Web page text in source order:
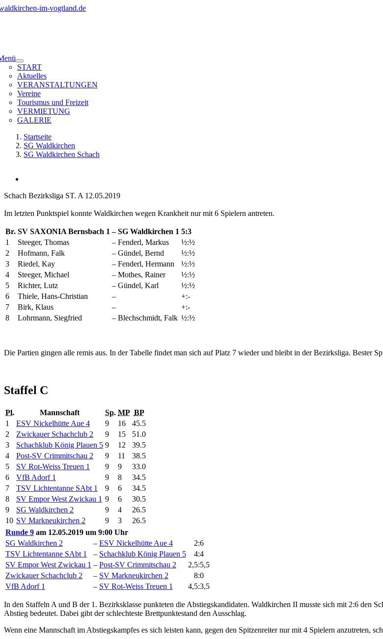
Zum
START
Aktuelles
VERANSTALTUNGEN
Vereine
Tourismus und Freizeit
VERMIETUNG
GALERIE
Startseite
SG Waldkirchen
SG Waldkirchen Schach
Bild
Schach Bezirksliga ST. A 12.05.2019
Im letzten Punktspiel konnte Waldkirchen wegen Krankheit nur mit 6 Spielern antreten.
Br. SV SAXONIA Bernsbach 1 – SG Waldkirchen 1 5:3
1
Steeger, Thomas – Fenderl, Markus
½:½
2
Hofmann, Falk – Gündel, Bernd
½:½
3
Riedel, Kay – Fenderl, Hermann
½:½
4
Steeger, Michael – Mothes, Rainer
½:½
5
Richter, Lutz – Gündel, Karl
½:½
6
Thiele, Hans-Christian –
+:-
7
Birk, Klaus –
+:-
8
Lohrmann, Siegfried – Blechschmidt, Falk ½:½
Die Partien gingen alle remis aus. In der Tabelle findet man sich auf Platz 7 wieder und bleibt in der Bezirksliga. Bester
Staffel C
Pl. Mannschaft Sp. MP BP
1
ESV Nickelhütte Aue 4 9 16
45.5
2
Zwickauer Schachclub 2 9 15
51.0
3
Schachklub König Plauen 5 9 12
39.5
4
Post-SV Crimmitschau 2 9 11
38.5
5
SV Rot-Weiss Treuen 1 9 9
33.0
6
VfB Adorf 1 9 8
34.5
7
TSV Lichtentanne SAbt 1 9 6
34.5
8
SV Empor West Zwickau 1 9 6
30.5
9
SG Waldkirchen 2 9 4
26.5
10 SV Markneukirchen 2 9 3
26.5
Runde 9 am 12.05.2019 um 9:00 Uhr
SG Waldkirchen 2
– ESV Nickelhütte Aue 4
2:6
TSV Lichtentanne SAbt 1
– Schachklub König Plauen 5
4:4
SV Empor West Zwickau 1 – Post-SV Crimmitschau 2
2,5:5,5
Zwickauer Schachclub 2
– SV Markneukirchen 2
8:0
VfB Adorf 1
– SV Rot-Weiss Treuen 1 4,5:3,5
In den Staffeln A und B der 1. Bezirksklasse punkteten die Abstiegskandidaten. Waldkirchen II musste sich mit 2:6 den
Abstieg bedeutet. Dabei gibt der schlechteste Brettpunktestand den Ausschlag.
Wenn eine Mannschaft im Abstiegskampfes es sich leisten kann, gegen den Spitzenreiter nur mit 4 Spielern anzutreten,